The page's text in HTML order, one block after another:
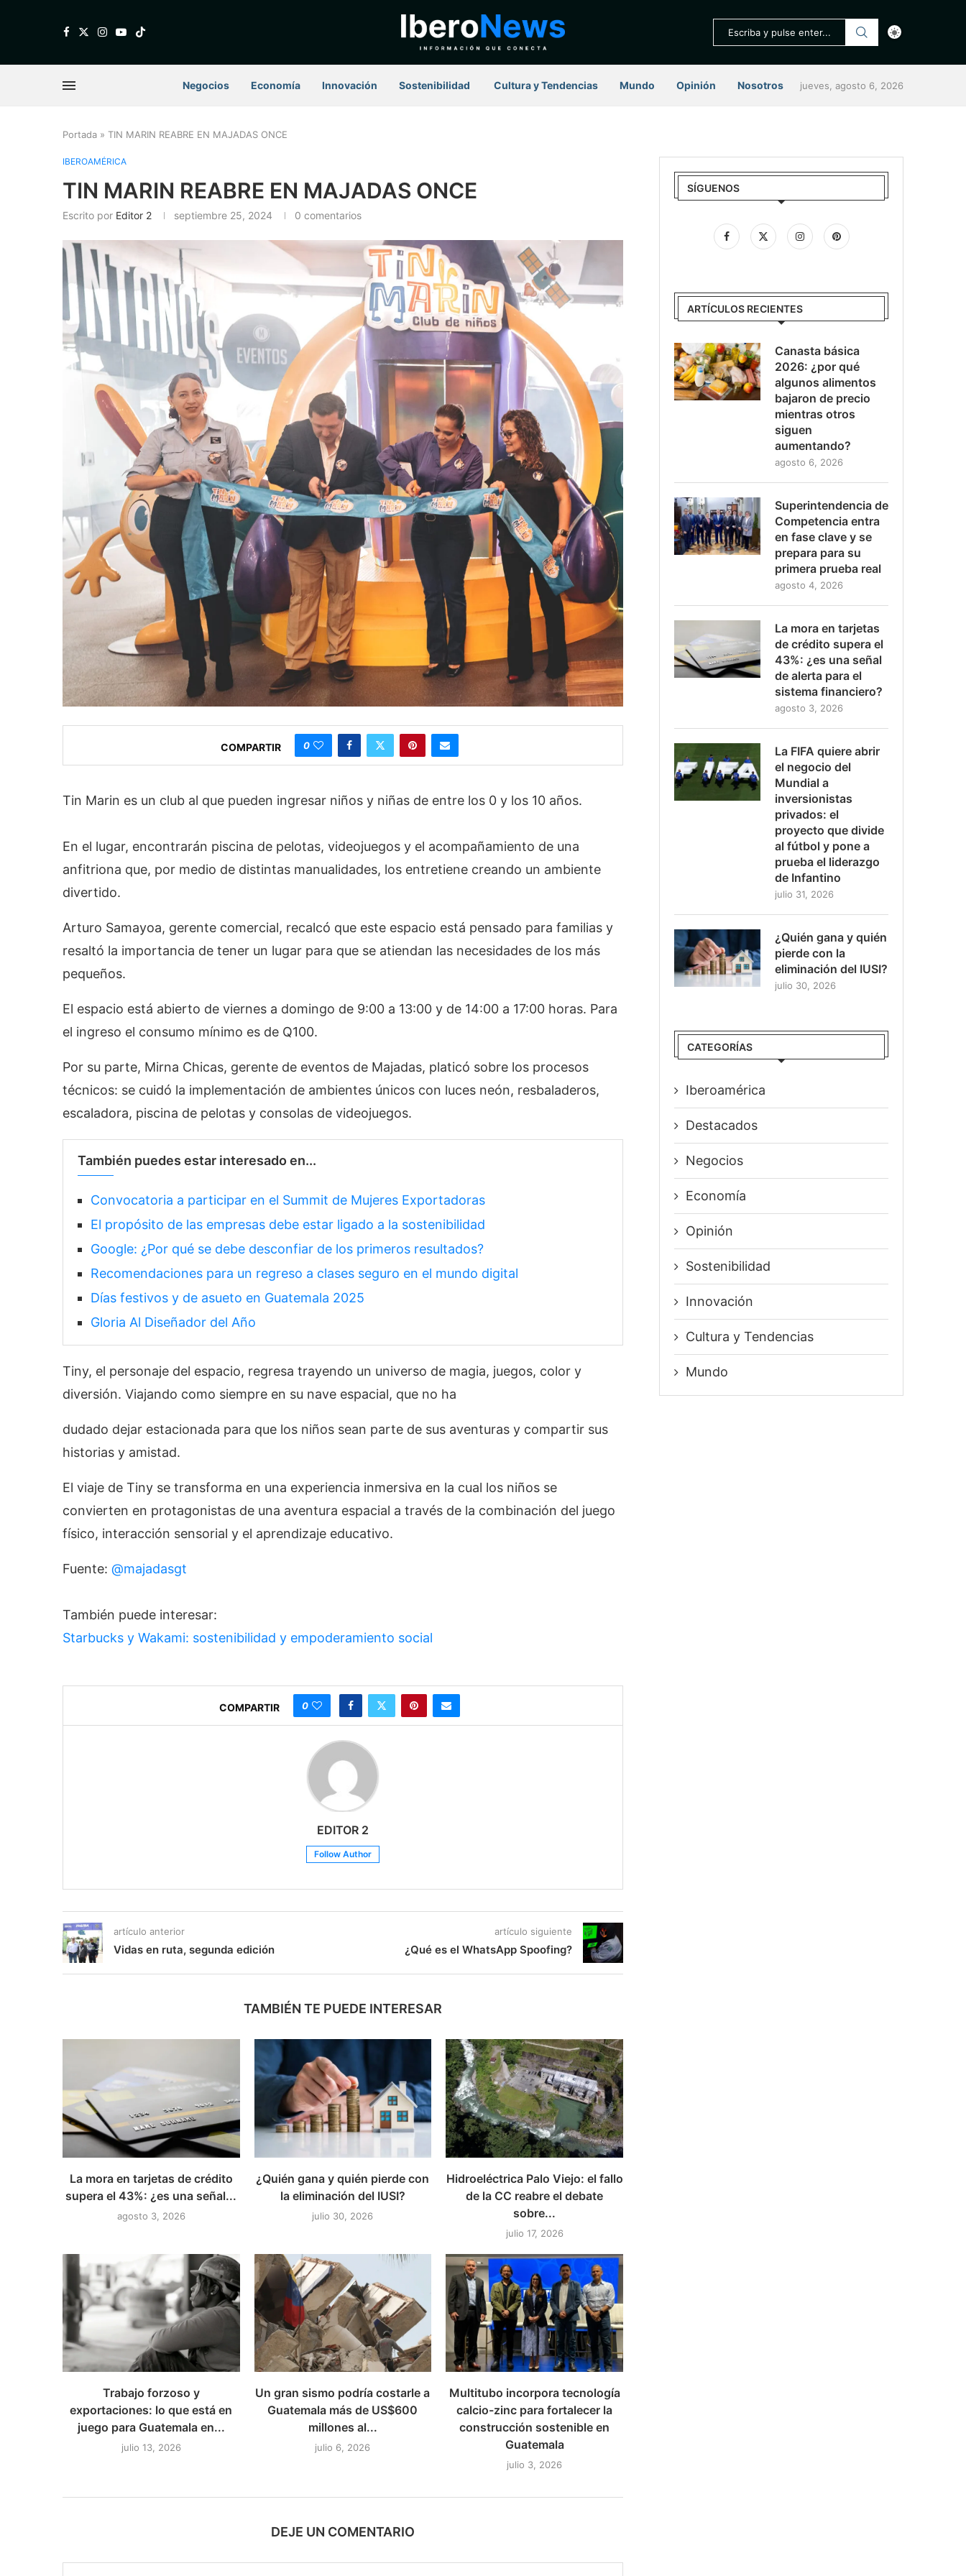
Negocios Economía Innovación Sostenibilidad ⁠ Cultura y Tendencias Mundo Opinión Nosotros jueves, agosto 6, 2026
Portada » TIN MARIN REABRE EN MAJADAS ONCE
IBEROAMÉRICA
TIN MARIN REABRE EN MAJADAS ONCE
Escrito por Editor 2 septiembre 25, 2024 0 comentarios
COMPARTIR 0
Tin Marin es un club al que pueden ingresar niños y niñas de entre los 0 y los 10 años.
En el lugar, encontrarán piscina de pelotas, videojuegos y el acompañamiento de una
anfitriona que, por medio de distintas manualidades, los entretiene creando un ambiente
divertido.
Arturo Samayoa, gerente comercial, recalcó que este espacio está pensado para familias y
resaltó la importancia de tener un lugar para que se atiendan las necesidades de los más
pequeños.
El espacio está abierto de viernes a domingo de 9:00 a 13:00 y de 14:00 a 17:00 horas. Para
el ingreso el consumo mínimo es de Q100.
Por su parte, Mirna Chicas, gerente de eventos de Majadas, platicó sobre los procesos
técnicos: se cuidó la implementación de ambientes únicos con luces neón, resbaladeros,
escaladora, piscina de pelotas y consolas de videojuegos.
También puedes estar interesado en...
Convocatoria a participar en el Summit de Mujeres Exportadoras
El propósito de las empresas debe estar ligado a la sostenibilidad
Google: ¿Por qué se debe desconfiar de los primeros resultados?
Recomendaciones para un regreso a clases seguro en el mundo digital
Días festivos y de asueto en Guatemala 2025
Gloria Al Diseñador del Año
Tiny, el personaje del espacio, regresa trayendo un universo de magia, juegos, color y
diversión. Viajando como siempre en su nave espacial, que no ha
dudado dejar estacionada para que los niños sean parte de sus aventuras y compartir sus
historias y amistad.
El viaje de Tiny se transforma en una experiencia inmersiva en la cual los niños se
convierten en protagonistas de una aventura espacial a través de la combinación del juego
físico, interacción sensorial y el aprendizaje educativo.
Fuente: @majadasgt
También puede interesar:
Starbucks y Wakami: sostenibilidad y empoderamiento social
COMPARTIR 0
EDITOR 2
Follow Author
artículo anterior
Vidas en ruta, segunda edición
artículo siguiente
¿Qué es el WhatsApp Spoofing?
TAMBIÉN TE PUEDE INTERESAR
La mora en tarjetas de crédito
supera el 43%: ¿es una señal...
agosto 3, 2026
¿Quién gana y quién pierde con
la eliminación del IUSI?
julio 30, 2026
Hidroeléctrica Palo Viejo: el fallo
de la CC reabre el debate
sobre...
julio 17, 2026
Trabajo forzoso y
exportaciones: lo que está en
juego para Guatemala en...
julio 13, 2026
Un gran sismo podría costarle a
Guatemala más de US$600
millones al...
julio 6, 2026
Multitubo incorpora tecnología
calcio-zinc para fortalecer la
construcción sostenible en
Guatemala
julio 3, 2026
DEJE UN COMENTARIO
SÍGUENOS
ARTÍCULOS RECIENTES
Canasta básica
2026: ¿por qué
algunos alimentos
bajaron de precio
mientras otros
siguen
aumentando?
agosto 6, 2026
Superintendencia de
Competencia entra
en fase clave y se
prepara para su
primera prueba real
agosto 4, 2026
La mora en tarjetas
de crédito supera el
43%: ¿es una señal
de alerta para el
sistema financiero?
agosto 3, 2026
La FIFA quiere abrir
el negocio del
Mundial a
inversionistas
privados: el
proyecto que divide
al fútbol y pone a
prueba el liderazgo
de Infantino
julio 31, 2026
¿Quién gana y quién
pierde con la
eliminación del IUSI?
julio 30, 2026
CATEGORÍAS
Iberoamérica
Destacados
Negocios
Economía
Opinión
Sostenibilidad
Innovación
⁠Cultura y Tendencias
Mundo